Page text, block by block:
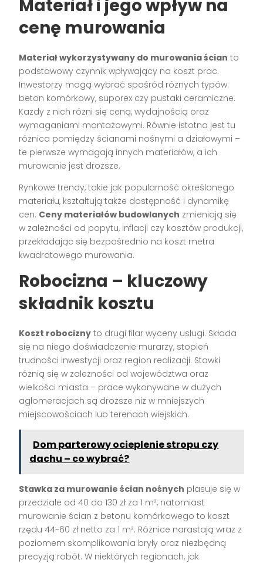
Materiał i jego wpływ na
cenę murowania
Materiał wykorzystywany do murowania ścian to
podstawowy czynnik wpływający na koszt prac.
Inwestorzy mogą wybrać spośród różnych typów:
beton komórkowy, suporex czy pustaki ceramiczne.
Każdy z nich różni się ceną, wydajnością oraz
wymaganiami montażowymi. Równie istotna jest tu
różnica pomiędzy ścianami nośnymi a działowymi –
te pierwsze wymagają innych materiałów, a ich
murowanie jest droższe.
Rynkowe trendy, takie jak popularność określonego
materiału, kształtują także dostępność i dynamikę
cen. Ceny materiałów budowlanych zmieniają się
w zależności od popytu, inflacji czy kosztów produkcji,
przekładając się bezpośrednio na koszt metra
kwadratowego murowania.
Robocizna – kluczowy
składnik kosztu
Koszt robocizny to drugi filar wyceny usługi. Składa
się na niego doświadczenie murarzy, stopień
trudności inwestycji oraz region realizacji. Stawki
różnią się w zależności od województwa oraz
wielkości miasta – prace wykonywane w dużych
aglomeracjach są droższe niż w mniejszych
miejscowościach lub terenach wiejskich.
Dom parterowy ocieplenie stropu czy
dachu – co wybrać?
Stawka za murowanie ścian nośnych plasuje się w
przedziale od 40 do 130 zł za 1 m², natomiast
murowanie ścian z betonu komórkowego to koszt
rzędu 44-60 zł netto za 1 m². Różnice narastają wraz z
poziomem skomplikowania bryły oraz niezbędną
precyzją robót. W niektórych regionach, jak